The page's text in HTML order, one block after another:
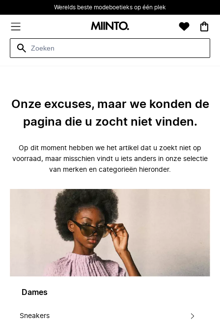
Werelds beste modeboetieks op één plek
Onze excuses, maar we konden de
pagina die u zocht niet vinden.
Op dit moment hebben we het artikel dat u zoekt niet op
voorraad, maar misschien vindt u iets anders in onze selectie
van merken en categorieën hieronder.
Dames
Sneakers